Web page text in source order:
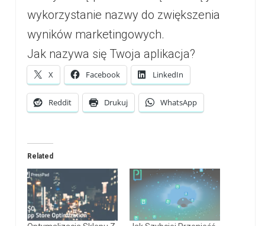
wykorzystanie nazwy do zwiększenia
wyników marketingowych.
Jak nazywa się Twoja aplikacja?
X Facebook LinkedIn
Reddit Drukuj WhatsApp
Related